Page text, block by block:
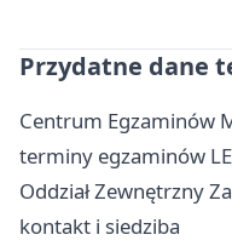
Przydatne dane
Centrum Egzaminów
terminy egzaminów
Oddział Zewnętrzny
kontakt i siedziba